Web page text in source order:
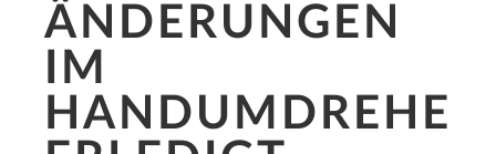
ÄNDERUNGEN
IM
HANDUMDREHEN